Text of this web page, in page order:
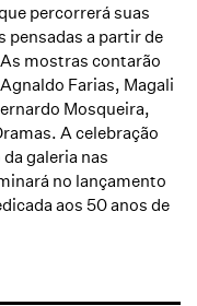
percorrerá suas
pensadas a partir de
mostras contarão
Farias, Magali
Mosqueira,
A celebração
galeria nas
no lançamento
aos 50 anos de